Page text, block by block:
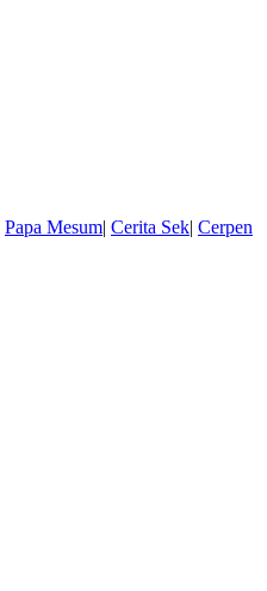
Papa Mesum| Cerita Sek| Cerpen